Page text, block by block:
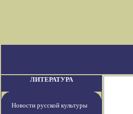
ЛИТЕРАТУРА
Новости русской культуры